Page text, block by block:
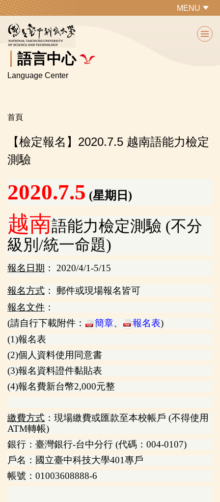
跳
主
要
容
區
語言中心
Language Center
MENU
首頁
【檢定報名】2020.7.5 越南語能力檢定
測驗
2020.7.5 (星期日)
越南語能力檢定測驗 (不分
級別/統一命題)
報名日期 ： 2020/4/1-5/15
報名方式 ： 郵件或現場報名皆可
報名文件 ：
(請自行下載附件：
簡章、 報名表)
(1)報名表
(2)個人資料使用同意書
(3)報名資料證件黏貼表
(4)報名費新台幣2,000元整
繳費方式 ：現場繳費或匯款至本校帳戶 (不得使用
ATM轉帳)
銀行：臺灣銀行-台中分行 (代碼：004-0107)
戶名：國立臺中科技大學401專戶
帳號：01003608888-6